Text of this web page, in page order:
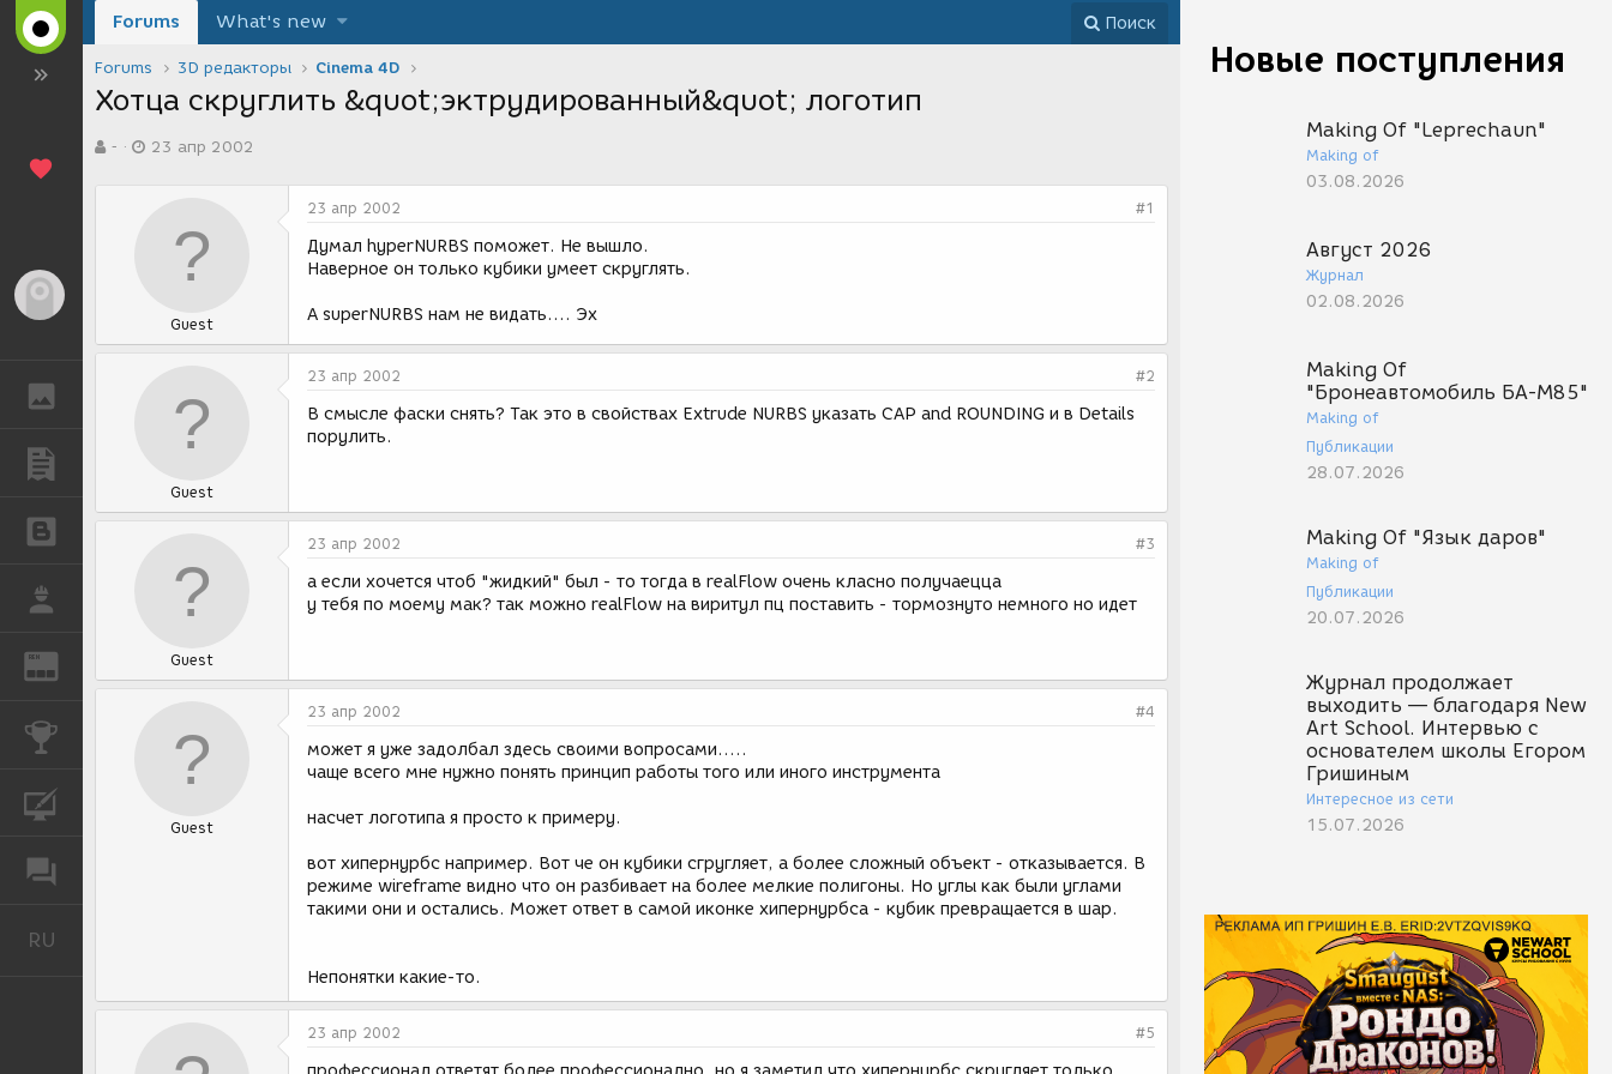
REN
КОНКУРСЫ
RU
Новые поступления
Making Of "Leprechaun"
Making of
03.08.2026
Август 2026
Журнал
02.08.2026
Making Of
"Бронеавтомобиль БА-М85"
Making of
Публикации
28.07.2026
Making Of "Язык даров"
Making of
Публикации
20.07.2026
Журнал продолжает
выходить — благодаря New
Art School. Интервью с
основателем школы Егором
Гришиным
Интересное из сети
15.07.2026
Forums What's new Поиск
Forums 3D редакторы Cinema 4D
Хотца скруглить &quot;эктрудированный&quot; логотип
в-
а
и
23 апр 2002
Guest
23 апр 2002 #1
Думал hyperNURBS поможет. Не вышло.
Наверное он только кубики умеет скруглять.
А superNURBS нам не видать.... Эх
Guest
23 апр 2002 #2
В смысле фаски снять? Так это в свойствах Extrude NURBS указать CAP and ROUNDING и в Details
порулить.
Guest
23 апр 2002 #3
а если хочется чтоб "жидкий" был - то тогда в realFlow очень класно получаецца
у тебя по моему мак? так можно realFlow на виритул пц поставить - тормознуто немного но идет
Guest
23 апр 2002 #4
может я уже задолбал здесь своими вопросами.....
чаще всего мне нужно понять принцип работы того или иного инструмента
насчет логотипа я просто к примеру.
вот хипернурбс например. Вот че он кубики сгругляет, а более сложный объект - отказывается. В
режиме wireframe видно что он разбивает на более мелкие полигоны. Но углы как были углами
такими они и остались. Может ответ в самой иконке хипернурбса - кубик превращается в шар.
Непонятки какие-то.
23 апр 2002 #5